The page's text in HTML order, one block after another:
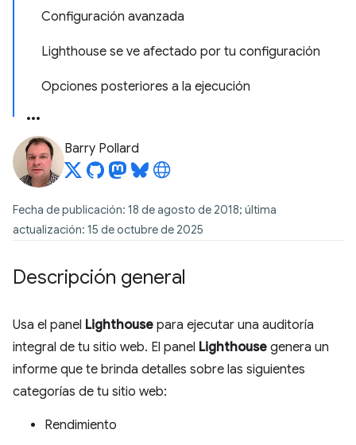
Configuración avanzada
Lighthouse se ve afectado por tu configuración
Opciones posteriores a la ejecución
Barry Pollard
Fecha de publicación: 18 de agosto de 2018; última
actualización: 15 de octubre de 2025
Descripción general
Usa el panel Lighthouse para ejecutar una auditoría
integral de tu sitio web. El panel Lighthouse genera un
informe que te brinda detalles sobre las siguientes
categorías de tu sitio web:
Rendimiento